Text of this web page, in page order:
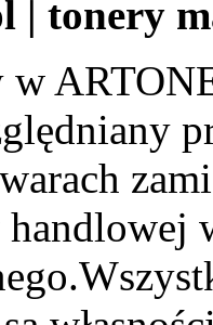
| tonery